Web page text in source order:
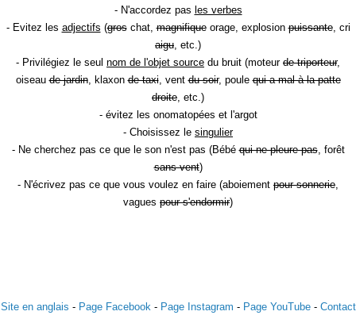
- N'accordez pas les verbes
- Evitez les adjectifs (groschat,magnifiqueorage, explosionpuissante, cri
aigu , etc.)
- Privilégiez le seul nom de l'objet source du bruit (moteur de triporteur,
oiseaude jardin, klaxonde taxi, ventdu soir, poulequi a mal à la patte
droite , etc.)
- évitez les onomatopées et l'argot
- Choisissez le singulier
- Ne cherchez pas ce que le son n'est pas (Bébéqui ne pleure pas, forêt
sans vent)
- N'écrivez pas ce que vous voulez en faire (aboiement pour sonnerie
vagues pour s'endormir)
Site en anglais - Page Facebook - Page Instagram - Page YouTube- Contact